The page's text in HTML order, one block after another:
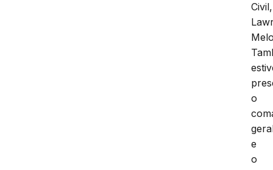
Civil,
o
e
o